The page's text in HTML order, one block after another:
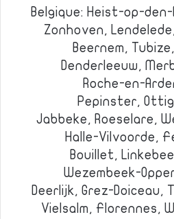
Belgique: Heist-op-
Zonhoven,
Beernem,
Denderleeuw,
Roche-en-
Pepinster,
Jabbeke, Roeselare,
Halle-Vilvoorde,
Bouillet,
Wezembeek-
Deerlijk, Grez-Doiceau,
Vielsalm, Florennes,